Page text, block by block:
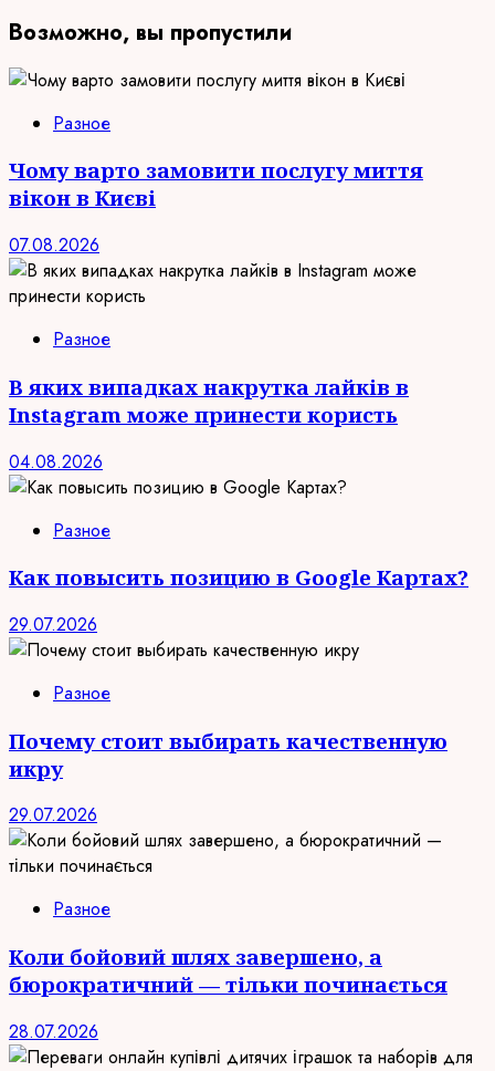
Возможно, вы пропустили
Разное
Чому варто замовити послугу миття
вікон в Києві
07.08.2026
Разное
В яких випадках накрутка лайків в
Instagram може принести користь
04.08.2026
Разное
Как повысить позицию в Google Картах?
29.07.2026
Разное
Почему стоит выбирать качественную
икру
29.07.2026
Разное
Коли бойовий шлях завершено, а
бюрократичний — тільки починається
28.07.2026